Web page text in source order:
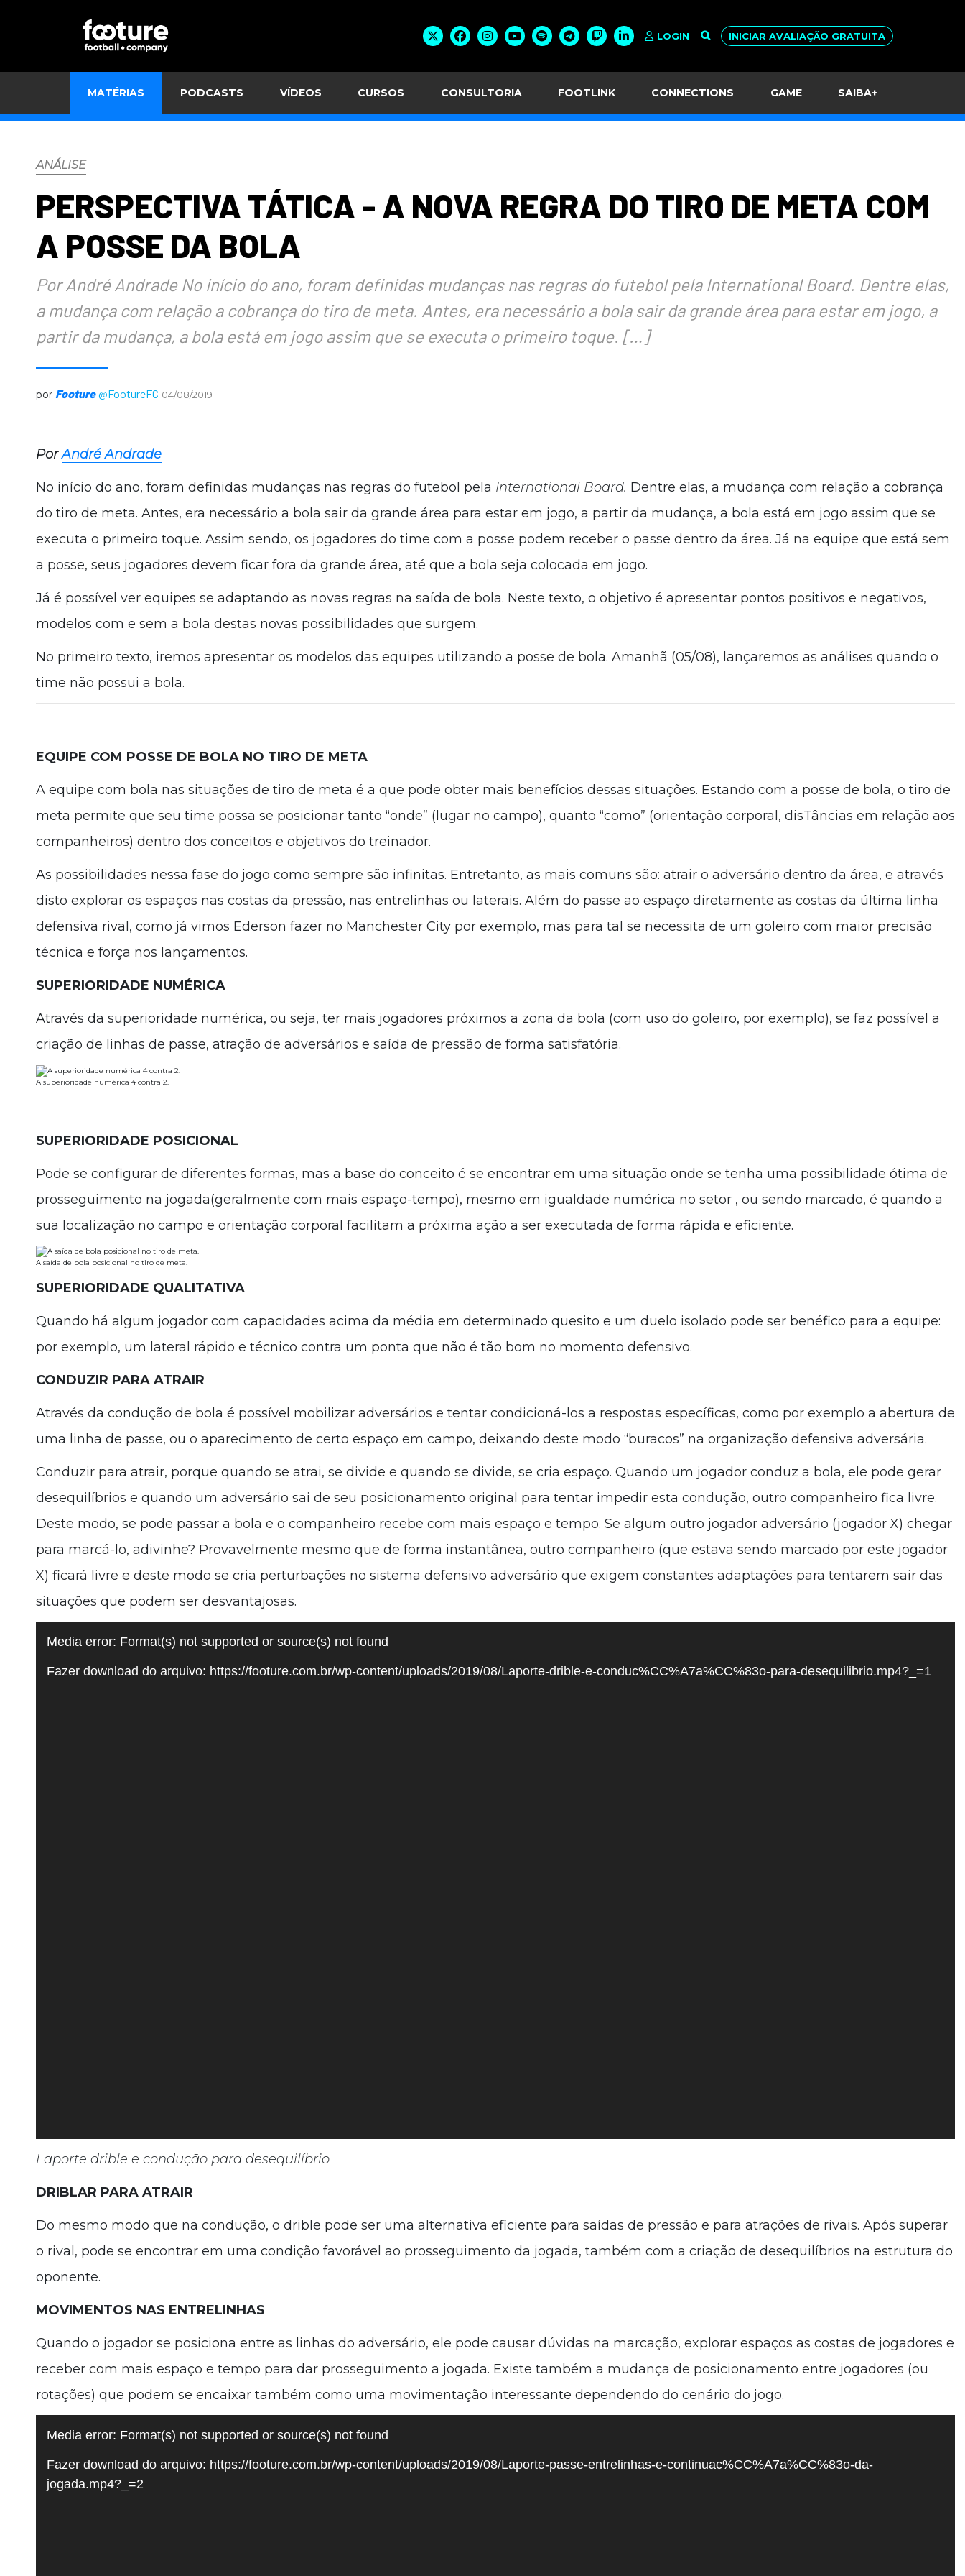
LOGIN INICIAR AVALIAÇÃO GRATUITA
MATÉRIAS PODCASTS VÍDEOS CURSOS CONSULTORIA FOOTLINK CONNECTIONS GAME SAIBA+
ANÁLISE
PERSPECTIVA TÁTICA - A NOVA REGRA DO TIRO DE META COM
A POSSE DA BOLA
Por André Andrade No início do ano, foram definidas mudanças nas regras do futebol pela International Board. Dentre elas,
a mudança com relação a cobrança do tiro de meta. Antes, era necessário a bola sair da grande área para estar em jogo, a
partir da mudança, a bola está em jogo assim que se executa o primeiro toque. […]
por Footure @FootureFC 04/08/2019
PorAndré Andrade
No início do ano, foram definidas mudanças nas regras do futebol pela International Board. Dentre elas, a mudança com relação a cobrança
do tiro de meta. Antes, era necessário a bola sair da grande área para estar em jogo, a partir da mudança, a bola está em jogo assim que se
executa o primeiro toque. Assim sendo, os jogadores do time com a posse podem receber o passe dentro da área. Já na equipe que está sem
a posse, seus jogadores devem ficar fora da grande área, até que a bola seja colocada em jogo.
Já é possível ver equipes se adaptando as novas regras na saída de bola. Neste texto, o objetivo é apresentar pontos positivos e negativos,
modelos com e sem a bola destas novas possibilidades que surgem.
No primeiro texto, iremos apresentar os modelos das equipes utilizando a posse de bola. Amanhã (05/08), lançaremos as análises quando o
time não possui a bola.
EQUIPE COM POSSE DE BOLA NO TIRO DE META
A equipe com bola nas situações de tiro de meta é a que pode obter mais benefícios dessas situações. Estando com a posse de bola, o tiro de
meta permite que seu time possa se posicionar tanto “onde” (lugar no campo), quanto “como” (orientação corporal, disTâncias em relação aos
companheiros) dentro dos conceitos e objetivos do treinador.
As possibilidades nessa fase do jogo como sempre são infinitas. Entretanto, as mais comuns são: atrair o adversário dentro da área, e através
disto explorar os espaços nas costas da pressão, nas entrelinhas ou laterais. Além do passe ao espaço diretamente as costas da última linha
defensiva rival, como já vimos Ederson fazer no Manchester City por exemplo, mas para tal se necessita de um goleiro com maior precisão
técnica e força nos lançamentos.
SUPERIORIDADE NUMÉRICA
Através da superioridade numérica, ou seja, ter mais jogadores próximos a zona da bola (com uso do goleiro, por exemplo), se faz possível a
criação de linhas de passe, atração de adversários e saída de pressão de forma satisfatória.
A superioridade numérica 4 contra 2.
SUPERIORIDADE POSICIONAL
Pode se configurar de diferentes formas, mas a base do conceito é se encontrar em uma situação onde se tenha uma possibilidade ótima de
prosseguimento na jogada(geralmente com mais espaço-tempo), mesmo em igualdade numérica no setor , ou sendo marcado, é quando a
sua localização no campo e orientação corporal facilitam a próxima ação a ser executada de forma rápida e eficiente.
A saída de bola posicional no tiro de meta.
SUPERIORIDADE QUALITATIVA
Quando há algum jogador com capacidades acima da média em determinado quesito e um duelo isolado pode ser benéfico para a equipe:
por exemplo, um lateral rápido e técnico contra um ponta que não é tão bom no momento defensivo.
CONDUZIR PARA ATRAIR
Através da condução de bola é possível mobilizar adversários e tentar condicioná-los a respostas específicas, como por exemplo a abertura de
uma linha de passe, ou o aparecimento de certo espaço em campo, deixando deste modo “buracos” na organização defensiva adversária.
Conduzir para atrair, porque quando se atrai, se divide e quando se divide, se cria espaço. Quando um jogador conduz a bola, ele pode gerar
desequilíbrios e quando um adversário sai de seu posicionamento original para tentar impedir esta condução, outro companheiro fica livre.
Deste modo, se pode passar a bola e o companheiro recebe com mais espaço e tempo. Se algum outro jogador adversário (jogador X) chegar
para marcá-lo, adivinhe? Provavelmente mesmo que de forma instantânea, outro companheiro (que estava sendo marcado por este jogador
X) ficará livre e deste modo se cria perturbações no sistema defensivo adversário que exigem constantes adaptações para tentarem sair das
situações que podem ser desvantajosas.
Tocador
vídeo
Media error: Format(s) not supported or source(s) not found
Fazer download do arquivo: https://footure.com.br/wp-content/uploads/2019/08/Laporte-drible-e-conduc%CC%A7a%CC%83o-para-desequilibrio.mp4?_=1
Laporte drible e condução para desequilíbrio
DRIBLAR PARA ATRAIR
Do mesmo modo que na condução, o drible pode ser uma alternativa eficiente para saídas de pressão e para atrações de rivais. Após superar
o rival, pode se encontrar em uma condição favorável ao prosseguimento da jogada, também com a criação de desequilíbrios na estrutura do
oponente.
MOVIMENTOS NAS ENTRELINHAS
Quando o jogador se posiciona entre as linhas do adversário, ele pode causar dúvidas na marcação, explorar espaços as costas de jogadores e
receber com mais espaço e tempo para dar prosseguimento a jogada. Existe também a mudança de posicionamento entre jogadores (ou
rotações) que podem se encaixar também como uma movimentação interessante dependendo do cenário do jogo.
Tocador
vídeo
Media error: Format(s) not supported or source(s) not found
Fazer download do arquivo: https://footure.com.br/wp-content/uploads/2019/08/Laporte-passe-entrelinhas-e-continuac%CC%A7a%CC%83o-da-
jogada.mp4?_=2